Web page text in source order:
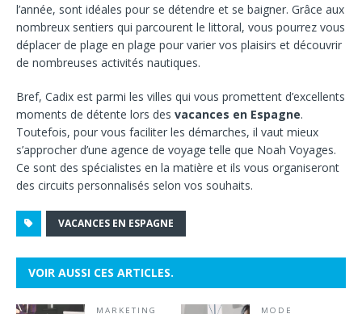
l’année, sont idéales pour se détendre et se baigner. Grâce aux
nombreux sentiers qui parcourent le littoral, vous pourrez vous
déplacer de plage en plage pour varier vos plaisirs et découvrir
de nombreuses activités nautiques.
Bref, Cadix est parmi les villes qui vous promettent d’excellents
moments de détente lors des vacances en Espagne.
Toutefois, pour vous faciliter les démarches, il vaut mieux
s’approcher d’une agence de voyage telle que Noah Voyages.
Ce sont des spécialistes en la matière et ils vous organiseront
des circuits personnalisés selon vos souhaits.
VACANCES EN ESPAGNE
VOIR AUSSI CES ARTICLES.
MARKETING
MODE